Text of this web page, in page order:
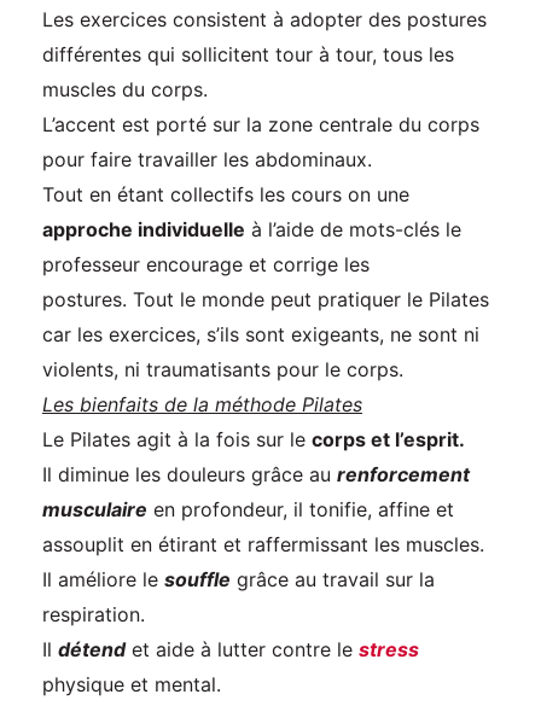
Les exercices consistent à adopter des postures
différentes qui sollicitent tour à tour, tous les
muscles du corps.
L’accent est porté sur la zone centrale du corps
pour faire travailler les abdominaux.
Tout en étant collectifs les cours on une
approche individuelle à l’aide de mots-clés le
professeur encourage et corrige les
postures. Tout le monde peut pratiquer le Pilates
car les exercices, s’ils sont exigeants, ne sont ni
violents, ni traumatisants pour le corps.
Les bienfaits de la méthode Pilates
Le Pilates agit à la fois sur le corps et l’esprit.
Il diminue les douleurs grâce au renforcement
musculaire en profondeur, il tonifie, affine et
assouplit en étirant et raffermissant les muscles.
Il améliore le souffle grâce au travail sur la
respiration.
Il détendet aide à lutter contre le stress
physique et mental.